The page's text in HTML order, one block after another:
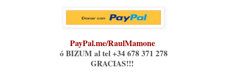
PayPal.me/RaulMamone
ó BIZUM al tel +34 678 371 278
GRACIAS!!!